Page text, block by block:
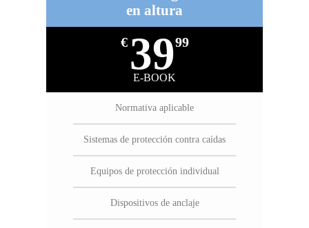
en altura
€ 3999
E-BOOK
Normativa aplicable
Sistemas de protección contra caídas
Equipos de protección individual
Dispositivos de anclaje